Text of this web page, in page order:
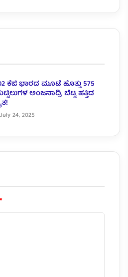
ಕೆಜಿ ಭಾರದ ಮೂಟೆ ಹೊತ್ತು 575
ಅಂಜನಾದ್ರಿ ಬೆಟ್ಟ ಹತ್ತಿದ
July 24, 2025
*